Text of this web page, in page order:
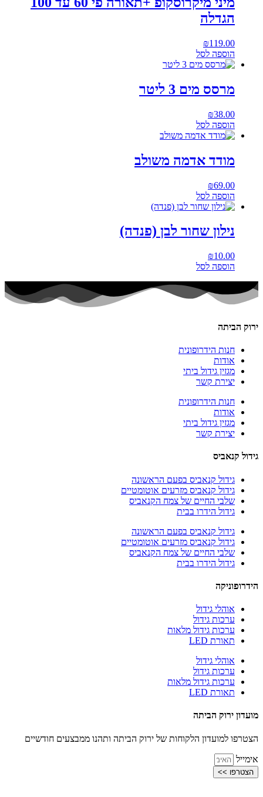
הגדלה
₪119.00
הוספה לסל
מרסס מים 3 ליטר
₪38.00
הוספה לסל
מודד אדמה משולב
₪69.00
הוספה לסל
נילון שחור לבן (פנדה)
₪10.00
הוספה לסל
ירוק הביתה
חנות הידרופונית
אודות
מגזין גידול ביתי
יצירת קשר
חנות הידרופונית
אודות
מגזין גידול ביתי
יצירת קשר
גידול קנאביס
גידול קנאביס בפעם הראשונה
גידול קנאביס מזרעים אוטומטיים
שלבי החיים של צמח הקנאביס
גידול הידרו בבית
גידול קנאביס בפעם הראשונה
גידול קנאביס מזרעים אוטומטיים
שלבי החיים של צמח הקנאביס
גידול הידרו בבית
הידרופוניקה
אוהלי גידול
ערכות גידול
ערכות גידול מלאות
תאורת LED
אוהלי גידול
ערכות גידול
ערכות גידול מלאות
תאורת LED
מועדון ירוק הביתה
הצטרפו למועדון הלקוחות של ירוק הביתה ותהנו ממבצעים חודשיים
אימייל
הצטרפו >>